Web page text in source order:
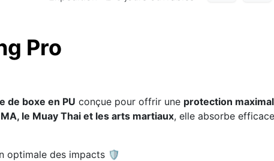
Pro
de boxe en PU conçue pour offrir une protection
le Muay Thai et les arts martiaux, elle absorbe
optimale des impacts 🛡️